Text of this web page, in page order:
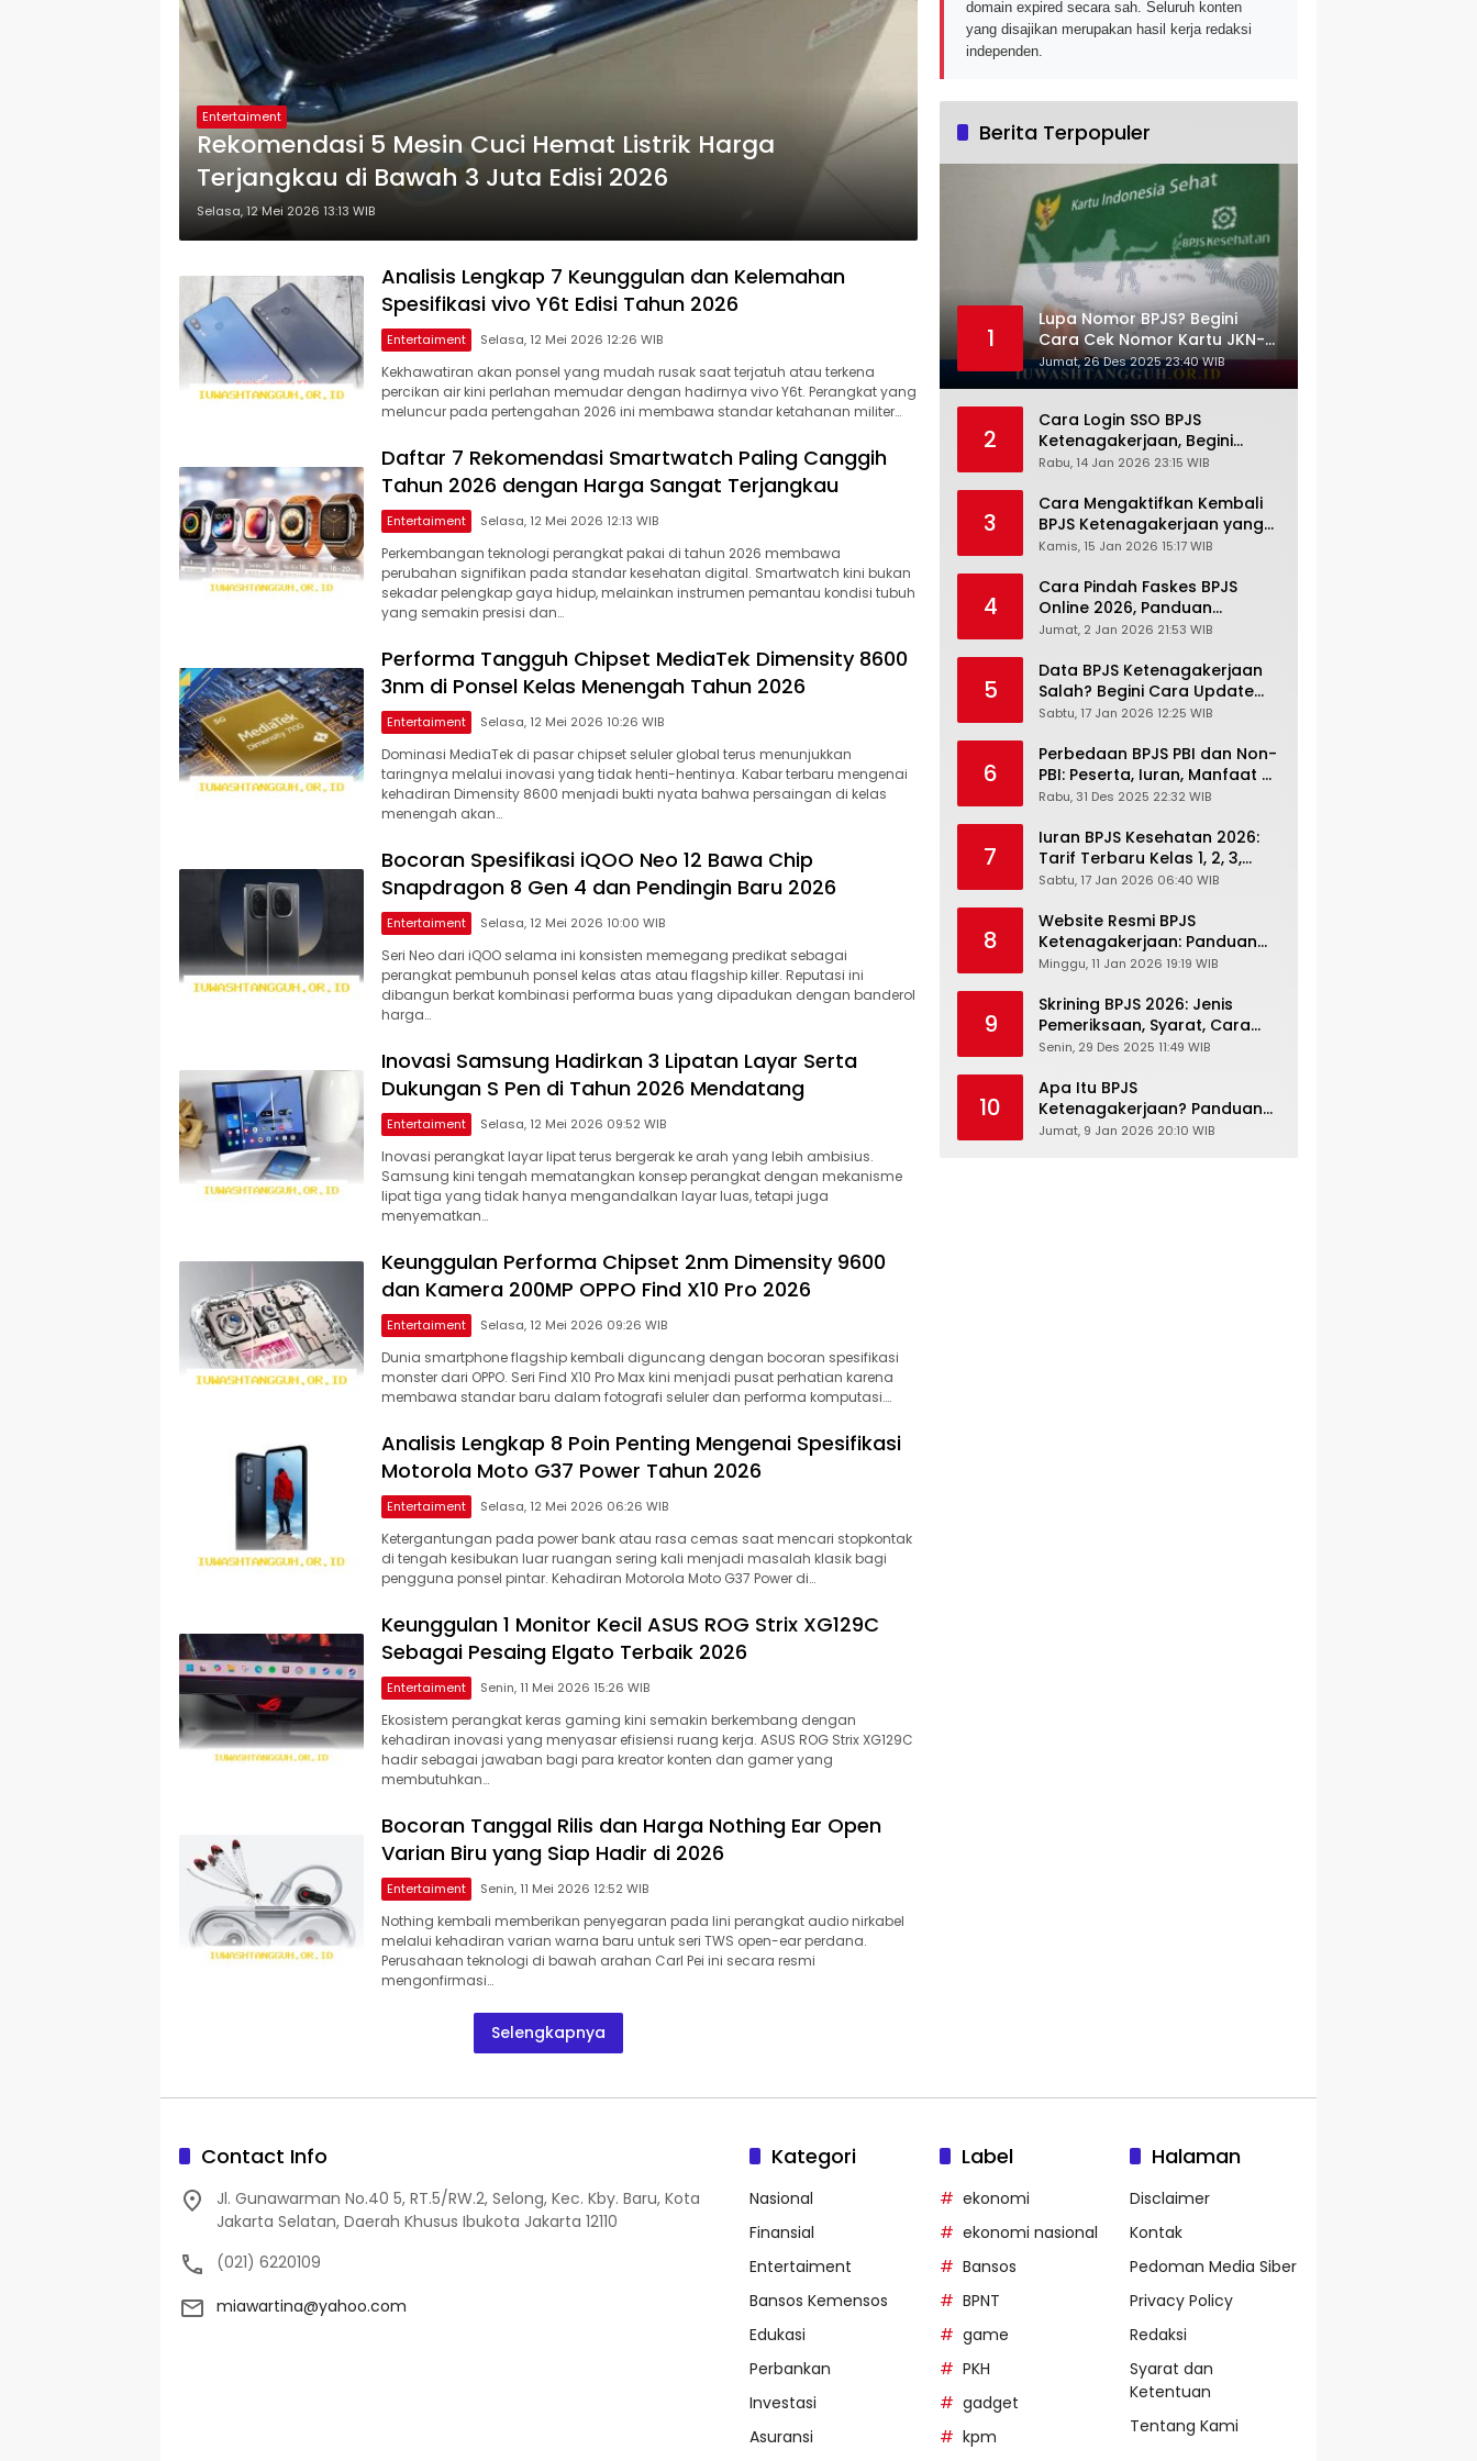
Entertaiment
Rekomendasi 5 Mesin Cuci Hemat Listrik Harga
Terjangkau di Bawah 3 Juta Edisi 2026
Selasa, 12 Mei 2026 13:13 WIB
Analisis Lengkap 7 Keunggulan dan Kelemahan
Spesifikasi vivo Y6t Edisi Tahun 2026
Entertaiment Selasa, 12 Mei 2026 12:26 WIB
Kekhawatiran akan ponsel yang mudah rusak saat terjatuh atau terkena
percikan air kini perlahan memudar dengan hadirnya vivo Y6t. Perangkat yang
meluncur pada pertengahan 2026 ini membawa standar ketahanan militer…
Daftar 7 Rekomendasi Smartwatch Paling Canggih
Tahun 2026 dengan Harga Sangat Terjangkau
Entertaiment Selasa, 12 Mei 2026 12:13 WIB
Perkembangan teknologi perangkat pakai di tahun 2026 membawa
perubahan signifikan pada standar kesehatan digital. Smartwatch kini bukan
sekadar pelengkap gaya hidup, melainkan instrumen pemantau kondisi tubuh
yang semakin presisi dan…
Performa Tangguh Chipset MediaTek Dimensity 8600
3nm di Ponsel Kelas Menengah Tahun 2026
Entertaiment Selasa, 12 Mei 2026 10:26 WIB
Dominasi MediaTek di pasar chipset seluler global terus menunjukkan
taringnya melalui inovasi yang tidak henti-hentinya. Kabar terbaru mengenai
kehadiran Dimensity 8600 menjadi bukti nyata bahwa persaingan di kelas
menengah akan…
Bocoran Spesifikasi iQOO Neo 12 Bawa Chip
Snapdragon 8 Gen 4 dan Pendingin Baru 2026
Entertaiment Selasa, 12 Mei 2026 10:00 WIB
Seri Neo dari iQOO selama ini konsisten memegang predikat sebagai
perangkat pembunuh ponsel kelas atas atau flagship killer. Reputasi ini
dibangun berkat kombinasi performa buas yang dipadukan dengan banderol
harga…
Inovasi Samsung Hadirkan 3 Lipatan Layar Serta
Dukungan S Pen di Tahun 2026 Mendatang
Entertaiment Selasa, 12 Mei 2026 09:52 WIB
Inovasi perangkat layar lipat terus bergerak ke arah yang lebih ambisius.
Samsung kini tengah mematangkan konsep perangkat dengan mekanisme
lipat tiga yang tidak hanya mengandalkan layar luas, tetapi juga
menyematkan…
Keunggulan Performa Chipset 2nm Dimensity 9600
dan Kamera 200MP OPPO Find X10 Pro 2026
Entertaiment Selasa, 12 Mei 2026 09:26 WIB
Dunia smartphone flagship kembali diguncang dengan bocoran spesifikasi
monster dari OPPO. Seri Find X10 Pro Max kini menjadi pusat perhatian karena
membawa standar baru dalam fotografi seluler dan performa komputasi….
Analisis Lengkap 8 Poin Penting Mengenai Spesifikasi
Motorola Moto G37 Power Tahun 2026
Entertaiment Selasa, 12 Mei 2026 06:26 WIB
Ketergantungan pada power bank atau rasa cemas saat mencari stopkontak
di tengah kesibukan luar ruangan sering kali menjadi masalah klasik bagi
pengguna ponsel pintar. Kehadiran Motorola Moto G37 Power di…
Keunggulan 1 Monitor Kecil ASUS ROG Strix XG129C
Sebagai Pesaing Elgato Terbaik 2026
Entertaiment Senin, 11 Mei 2026 15:26 WIB
Ekosistem perangkat keras gaming kini semakin berkembang dengan
kehadiran inovasi yang menyasar efisiensi ruang kerja. ASUS ROG Strix XG129C
hadir sebagai jawaban bagi para kreator konten dan gamer yang
membutuhkan…
Bocoran Tanggal Rilis dan Harga Nothing Ear Open
Varian Biru yang Siap Hadir di 2026
Entertaiment Senin, 11 Mei 2026 12:52 WIB
Nothing kembali memberikan penyegaran pada lini perangkat audio nirkabel
melalui kehadiran varian warna baru untuk seri TWS open-ear perdana.
Perusahaan teknologi di bawah arahan Carl Pei ini secara resmi
mengonfirmasi…
Selengkapnya
domain expired secara sah. Seluruh konten
yang disajikan merupakan hasil kerja redaksi
independen.
Berita Terpopuler
1
Lupa Nomor BPJS? Begini
Cara Cek Nomor Kartu JKN-
KIS dengan NIK KTP
Jumat, 26 Des 2025 23:40 WIB
2
Cara Login SSO BPJS
Ketenagakerjaan, Begini
Tutorial Lengkap dan
Rabu, 14 Jan 2026 23:15 WIB
3
Cara Mengaktifkan Kembali
BPJS Ketenagakerjaan yang
Nonaktif, Begini Panduan
Kamis, 15 Jan 2026 15:17 WIB
4
Cara Pindah Faskes BPJS
Online 2026, Panduan
Lengkap via Mobile JKN,
Cabang
Jumat, 2 Jan 2026 21:53 WIB
5
Data BPJS Ketenagakerjaan
Salah? Begini Cara Update
Rekening, Alamat, HP di JMO
Sabtu, 17 Jan 2026 12:25 WIB
6
Perbedaan BPJS PBI dan Non-
PBI: Peserta, Iuran, Manfaat &
Masa Berlaku Terbaru 2026
Rabu, 31 Des 2025 22:32 WIB
7
Iuran BPJS Kesehatan 2026:
Tarif Terbaru Kelas 1, 2, 3,
Cara Bayar, Denda &
JKN-KIS
Sabtu, 17 Jan 2026 06:40 WIB
8
Website Resmi BPJS
Ketenagakerjaan: Panduan
Lengkap Akses dan Fitur
Minggu, 11 Jan 2026 19:19 WIB
9
Skrining BPJS 2026: Jenis
Pemeriksaan, Syarat, Cara
Daftar & Cek Riwayat
Senin, 29 Des 2025 11:49 WIB
10
Apa Itu BPJS
Ketenagakerjaan? Panduan
Lengkap untuk Pekerja dan
Jumat, 9 Jan 2026 20:10 WIB
Contact Info
Jl. Gunawarman No.40 5, RT.5/RW.2, Selong, Kec. Kby. Baru, Kota
Jakarta Selatan, Daerah Khusus Ibukota Jakarta 12110
(021) 6220109
miawartina@yahoo.com
Kategori
Nasional
Finansial
Entertaiment
Bansos Kemensos
Edukasi
Perbankan
Investasi
Asuransi
Label
ekonomi
ekonomi nasional
Bansos
BPNT
game
PKH
gadget
kpm
Halaman
Disclaimer
Kontak
Pedoman Media Siber
Privacy Policy
Redaksi
Syarat dan
Ketentuan
Tentang Kami